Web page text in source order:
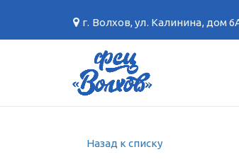
г. Волхов,ул. Калинина, дом
Назад к списку